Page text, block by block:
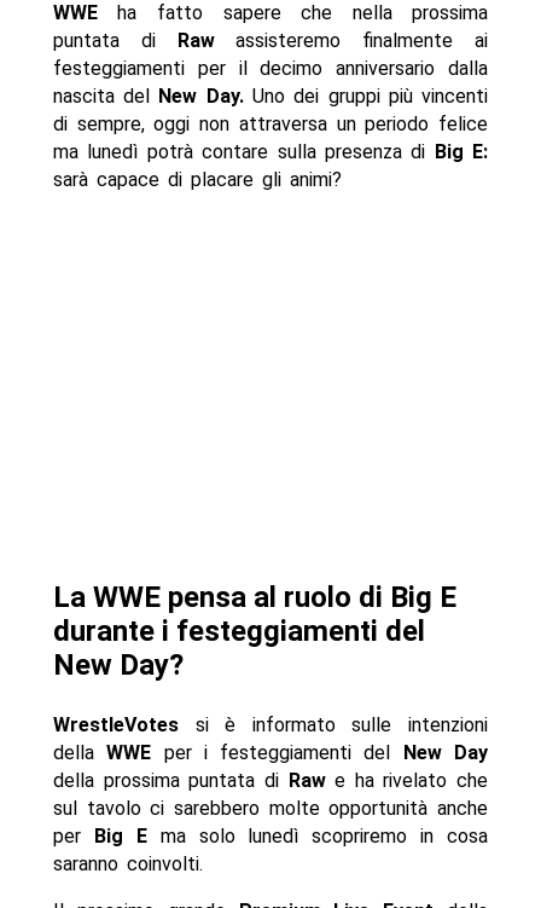
WWEha fatto sapere che nella prossima
puntata di
Rawassisteremo finalmente ai
festeggiamenti per il decimo anniversario dalla
nascita del
New Day.Uno dei gruppi più vincenti
di sempre, oggi non attraversa un periodo felice
ma lunedì potrà contare sulla presenza di Big E:
sarà capace di placare gli animi?
La WWE pensa al ruolo di Big E
durante i festeggiamenti del
New Day?
WrestleVotessi è informato sulle intenzioni
dellaWWE per i festeggiamenti del
New Day
della prossima puntata di Rawe ha rivelato che
sul tavolo ci sarebbero molte opportunità anche
per
Big Ema solo lunedì scopriremo in cosa
saranno coinvolti.